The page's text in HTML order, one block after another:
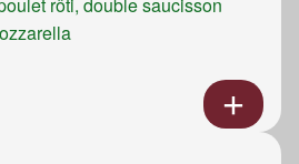
rôti, double saucisson